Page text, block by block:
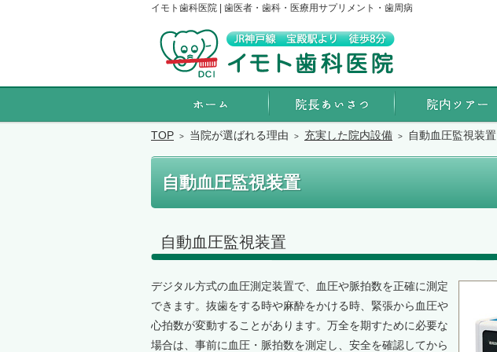
自動血圧監視装置
イモト歯科医院 | 歯医者・歯科・医療用サプリメント・歯周病
自動血圧監視装置
デジタル方式の血圧測定装置で、血圧や脈拍数を正確に測定
できます。抜歯をする時や麻酔をかける時、緊張から血圧や
心拍数が変動することがあります。万全を期すために必要な
場合は、事前に血圧・脈拍数を測定し、安全を確認してから
ホーム 院長あいさつ
TOP 当院が選ばれる理由 充実した院内設備 自動血圧監視装置